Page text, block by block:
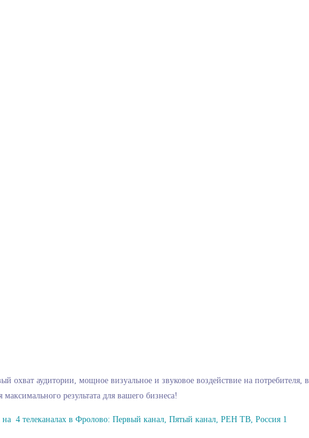
аудитории, мощное визуальное и звуковое воздействие на
максимального результата для вашего бизнеса!
на 4 телеканалах в Фролово: Первый канал, Пятый канал, РЕН ТВ, Россия 1